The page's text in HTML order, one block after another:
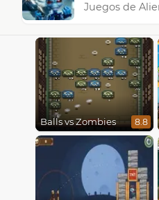
Juegos de
Balls vs Zombies 8.8